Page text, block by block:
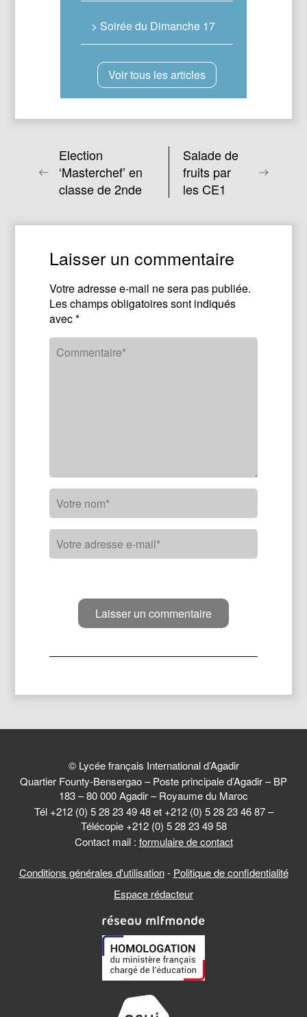
> Soirée du Dimanche 17
Voir tous les articles
Election
‘Masterchef’ en
classe de 2nde
Salade de
fruits par
les CE1
Laisser un commentaire
Votre adresse e-mail ne sera pas publiée.
Les champs obligatoires sont indiqués
avec*
© Lycée français International d’Agadir
Quartier Founty-Bensergao – Poste principale d’Agadir – BP
183 – 80 000 Agadir – Royaume du Maroc
Tél +212 (0) 5 28 23 49 48 et +212 (0) 5 28 23 46 87 –
Télécopie +212 (0) 5 28 23 49 58
Contact mail : formulaire de contact
Conditions générales d'utilisation- Politique de confidentialité
Espace rédacteur